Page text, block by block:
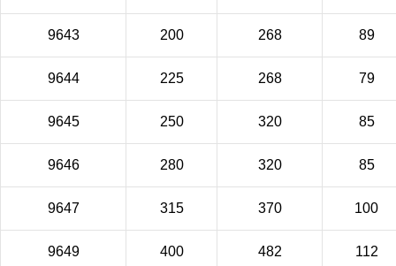
9643 200 268 89
9644 225 268 79
9645 250 320 85
9646 280 320 85
9647 315 370 100
9649 400 482 112